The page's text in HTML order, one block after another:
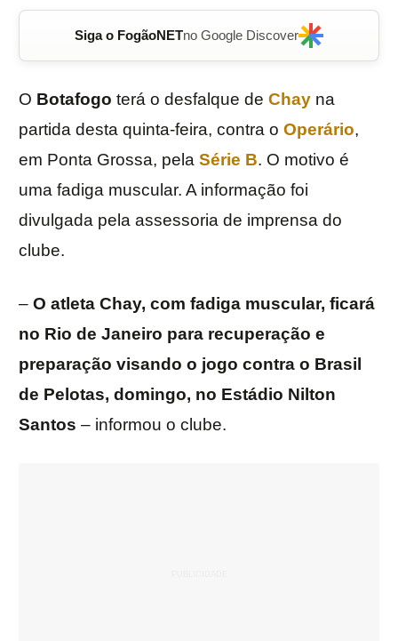
Siga o FogãoNETno Google Discover
O Botafogo terá o desfalque de Chay na
partida desta quinta-feira, contra o Operário,
em Ponta Grossa, pela Série B. O motivo é
uma fadiga muscular. A informação foi
divulgada pela assessoria de imprensa do
clube.
– O atleta Chay, com fadiga muscular, ficará
no Rio de Janeiro para recuperação e
preparação visando o jogo contra o Brasil
de Pelotas, domingo, no Estádio Nilton
Santos – informou o clube.